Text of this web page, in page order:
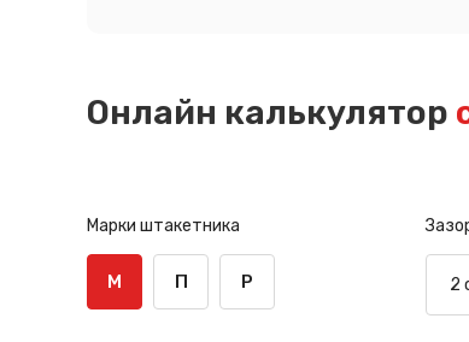
Онлайн калькулятор
Марки штакетника
М П Р